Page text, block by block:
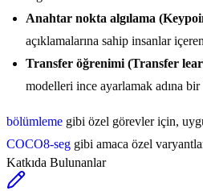
Anahtar nokta algılama
açıklamalarına sahip insanlar
Transfer öğrenimi (Transfer
modelleri ince ayarlamak adına bir
bölümleme gibi özel görevler için,
COCO8-seg gibi amaca özel
Katkıda Bulunanlar